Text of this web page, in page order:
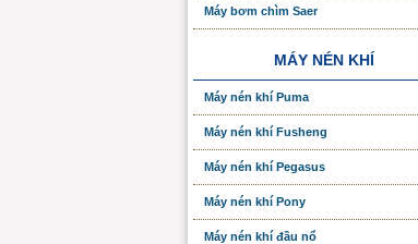
Máy bơm chìm Saer
MÁY NÉN KHÍ
Máy nén khí Puma
Máy nén khí Fusheng
Máy nén khí Pegasus
Máy nén khí Pony
Máy nén khí đầu nổ